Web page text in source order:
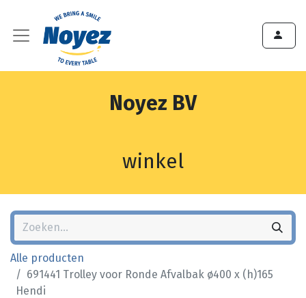
Noyez BV
winkel
Alle producten
691441 Trolley voor Ronde Afvalbak ø400 x (h)165
Hendi